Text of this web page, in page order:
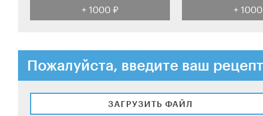
+ 1000 ₽ +
Пожалуйста, введите ваш рецепт
ЗАГРУЗИТЬ ФАЙЛ